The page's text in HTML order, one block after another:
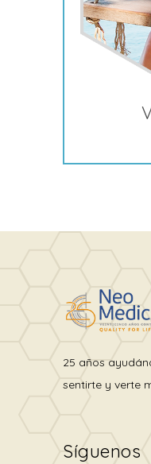
25 años
sentirte y verte
Síguenos